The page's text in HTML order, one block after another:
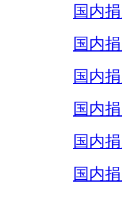
国内
国内
国内
国内
国内
国内